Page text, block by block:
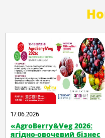
17.06.2026
«AgroBerry&Veg 2026:
ягідно-овочевий бізнес